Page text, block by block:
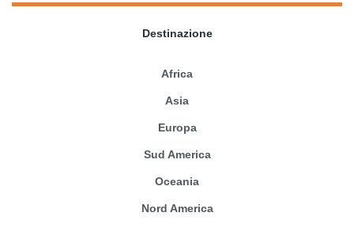
Destinazione
Africa
Asia
Europa
Sud America
Oceania
Nord America